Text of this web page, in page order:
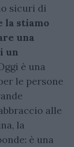
sicuri di
la stiamo
una
un
è una
le persone
alle
la
è una